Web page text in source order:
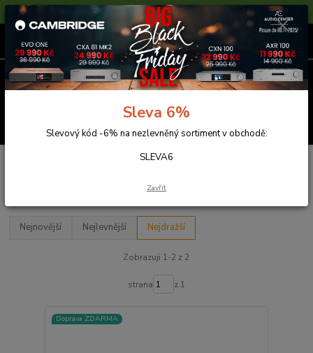
Sleva 6% na nezlevněné zboží s kódem SLEVA6
Menu
0ks
0,00 Kč
Audiolab Série 8300
Nejnovější Nejlevnější Nejdražší
Zobrazuji 1-2 z 2
strana z 1
Doprava ZDARMA
Sleva 6%
Slevový kód -6% na nezlevněný sortiment v obchodě:
SLEVA6
Zavřít